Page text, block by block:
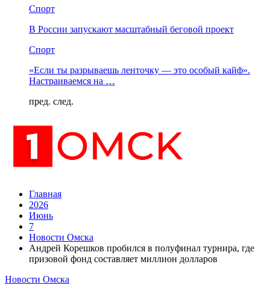
Спорт
В России запускают масштабный беговой проект
Спорт
«Если ты разрываешь ленточку — это особый кайф».
Настраиваемся на …
пред. след.
Главная
2026
Июнь
7
Новости Омска
Андрей Корешков пробился в полуфинал турнира, где
призовой фонд составляет миллион долларов
Новости Омска